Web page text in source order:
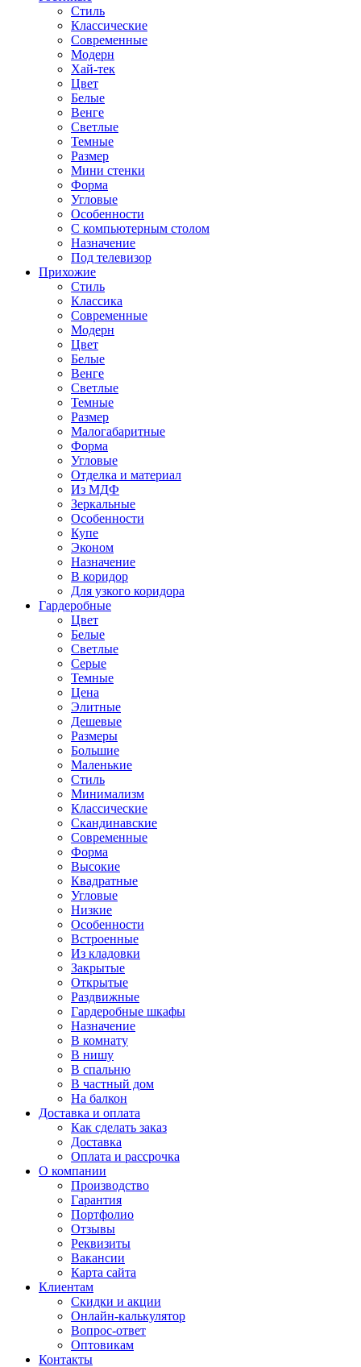
Стиль
Классические
Современные
Модерн
Хай-тек
Цвет
Белые
Венге
Светлые
Темные
Размер
Мини стенки
Форма
Угловые
Особенности
С компьютерным столом
Назначение
Под телевизор
Прихожие
Стиль
Классика
Современные
Модерн
Цвет
Белые
Венге
Светлые
Темные
Размер
Малогабаритные
Форма
Угловые
Отделка и материал
Из МДФ
Зеркальные
Особенности
Купе
Эконом
Назначение
В коридор
Для узкого коридора
Гардеробные
Цвет
Белые
Светлые
Серые
Темные
Цена
Элитные
Дешевые
Размеры
Большие
Маленькие
Стиль
Минимализм
Классические
Скандинавские
Современные
Форма
Высокие
Квадратные
Угловые
Низкие
Особенности
Встроенные
Из кладовки
Закрытые
Открытые
Раздвижные
Гардеробные шкафы
Назначение
В комнату
В нишу
В спальню
В частный дом
На балкон
Доставка и оплата
Как сделать заказ
Доставка
Оплата и рассрочка
О компании
Производство
Гарантия
Портфолио
Отзывы
Реквизиты
Вакансии
Карта сайта
Клиентам
Скидки и акции
Онлайн-калькулятор
Вопрос-ответ
Оптовикам
Контакты